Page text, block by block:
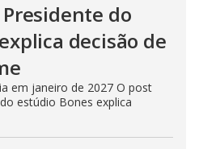
do
decisão de
em janeiro de 2027 O post
estúdio Bones explica